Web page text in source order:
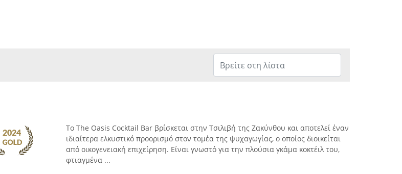
Το The Oasis Cocktail Bar βρίσκεται στην Τσιλιβή της Ζακύνθου και αποτελεί έναν
ιδιαίτερα ελκυστικό προορισμό στον τομέα της ψυχαγωγίας, ο οποίος διοικείται
από οικογενειακή επιχείρηση. Είναι γνωστό για την πλούσια γκάμα κοκτέιλ του,
φτιαγμένα ...